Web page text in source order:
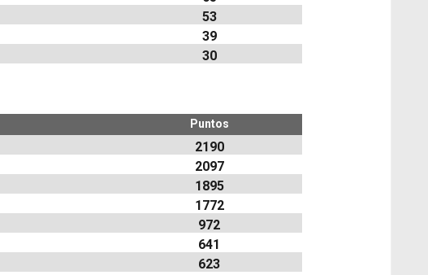
53
39
30
Puntos
2190
2097
1895
1772
972
641
623